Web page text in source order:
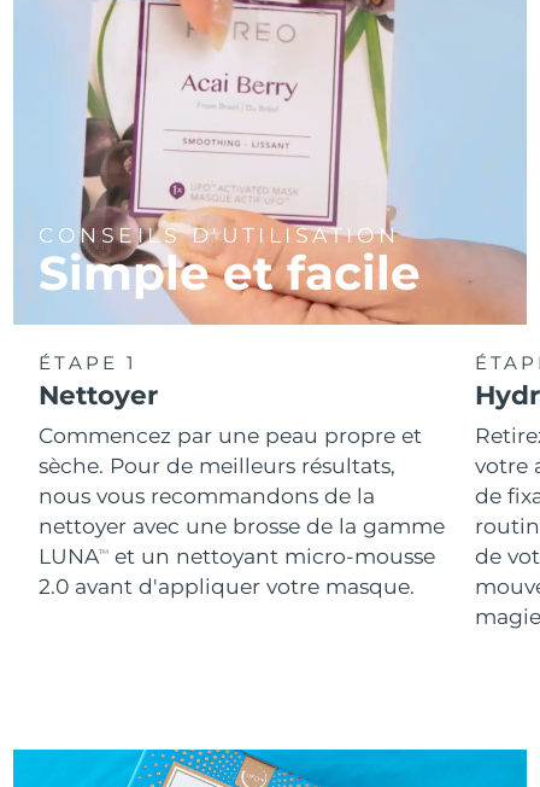
CONSEILS D'UTILISATION
Simple et facile
ÉTAPE 1
Nettoyer
Commencez par une peau propre et
sèche. Pour de meilleurs résultats,
nous vous recommandons de la
nettoyer avec une brosse de la gamme
LUNATM
et un nettoyant micro-mousse
2.0 avant d'appliquer votre masque.
votre
de
de
États-Unis Livraison estimée
Ouzbékistan Livraison estimée
Viêt Nam Livraison estimée